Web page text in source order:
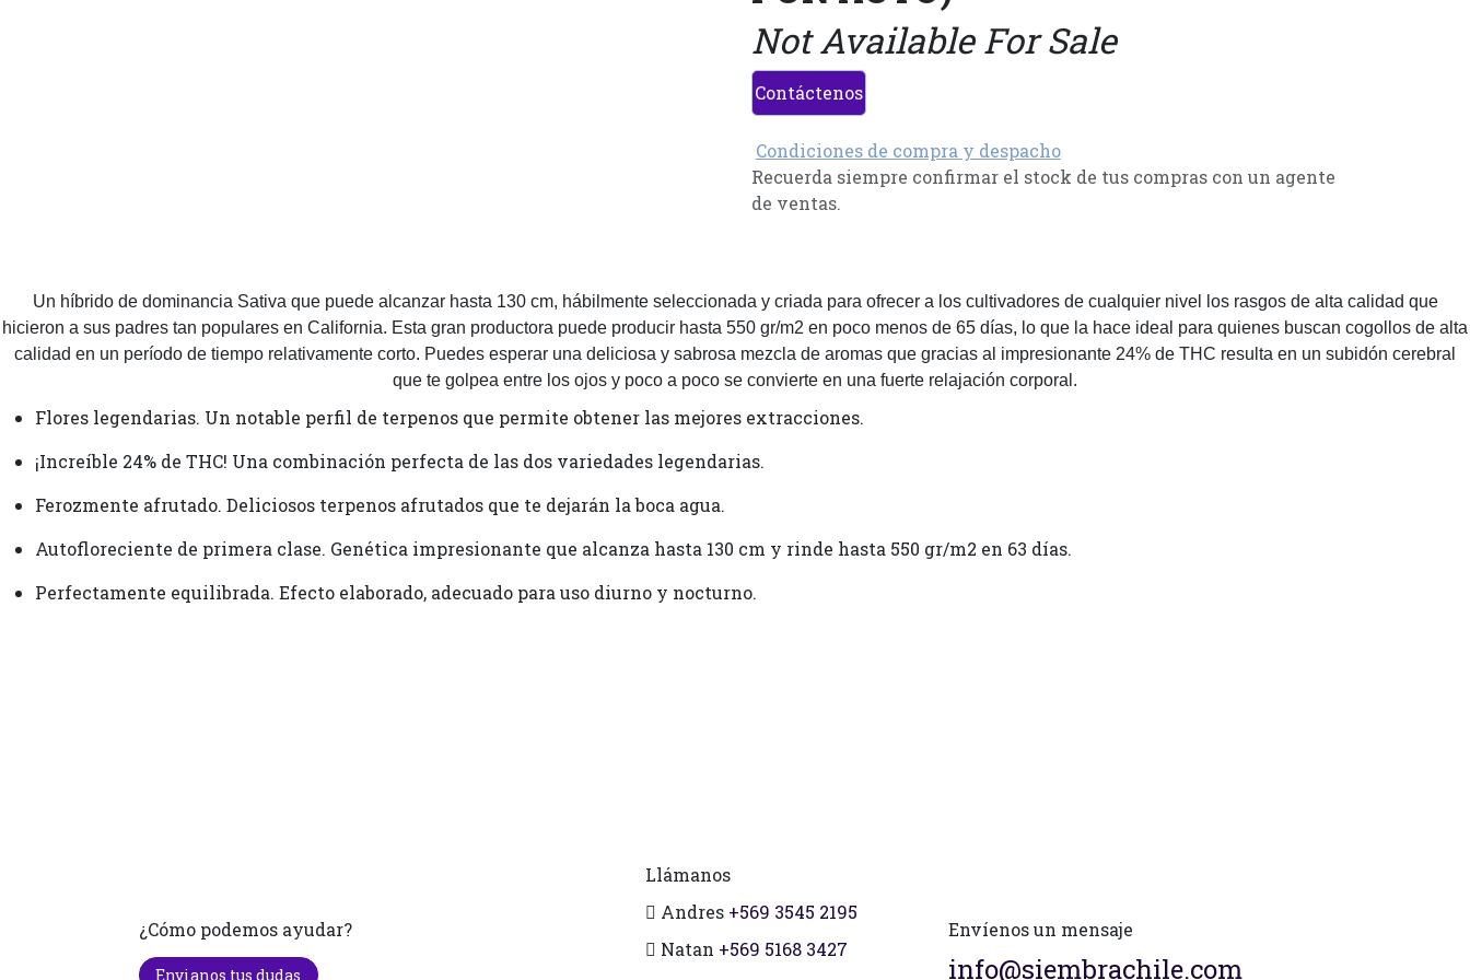
Not Available For Sale
Contáctenos
Condiciones de compra y despacho
Recuerda siempre confirmar el stock de tus compras con un agente
de ventas.
Un híbrido de dominancia Sativa que puede alcanzar hasta 130 cm, hábilmente seleccionada y criada para ofrecer a los cultivadores de cualquier nivel los rasgos de alta calidad que
hicieron a sus padres tan populares en California. Esta gran productora puede producir hasta 550 gr/m2 en poco menos de 65 días, lo que la hace ideal para quienes buscan cogollos de alta
calidad en un período de tiempo relativamente corto. Puedes esperar una deliciosa y sabrosa mezcla de aromas que gracias al impresionante 24% de THC resulta en un subidón cerebral
que te golpea entre los ojos y poco a poco se convierte en una fuerte relajación corporal.
Flores legendarias. Un notable perfil de terpenos que permite obtener las mejores extracciones.
¡Increíble 24% de THC! Una combinación perfecta de las dos variedades legendarias.
Ferozmente afrutado. Deliciosos terpenos afrutados que te dejarán la boca agua.
Autofloreciente de primera clase. Genética impresionante que alcanza hasta 130 cm y rinde hasta 550 gr/m2 en 63 días.
Perfectamente equilibrada. Efecto elaborado, adecuado para uso diurno y nocturno.
¿Cómo podemos ayudar?
Envianos tus dudas
Llámanos
Andres +569 3545 2195
Natan +569 5168 3427
Envíenos un mensaje
info@siembrachile.com